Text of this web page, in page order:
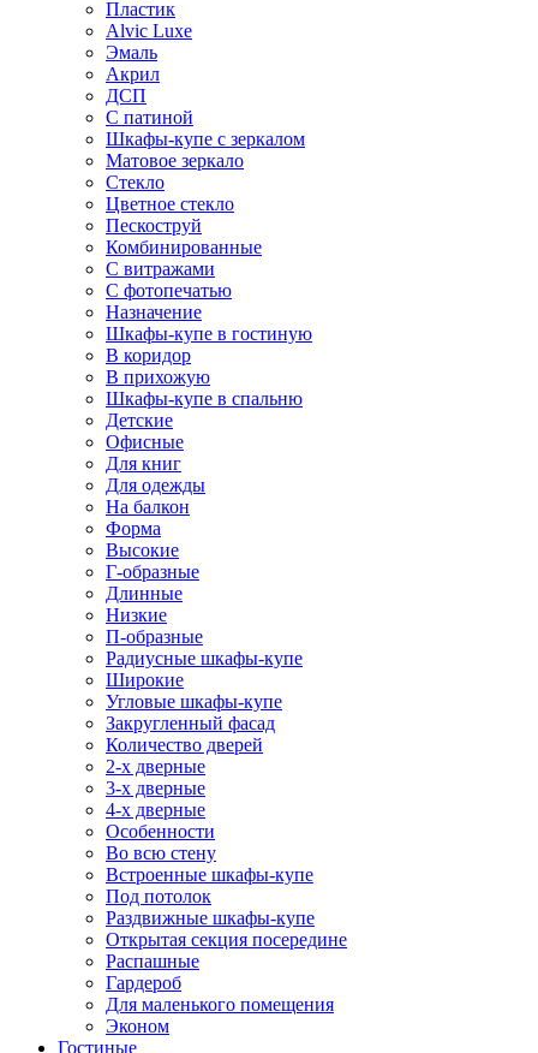
Пластик
Alvic Luxe
Эмаль
Акрил
ДСП
С патиной
Шкафы-купе с зеркалом
Матовое зеркало
Стекло
Цветное стекло
Пескоструй
Комбинированные
С витражами
С фотопечатью
Назначение
Шкафы-купе в гостиную
В коридор
В прихожую
Шкафы-купе в спальню
Детские
Офисные
Для книг
Для одежды
На балкон
Форма
Высокие
Г-образные
Длинные
Низкие
П-образные
Радиусные шкафы-купе
Широкие
Угловые шкафы-купе
Закругленный фасад
Количество дверей
2-х дверные
3-х дверные
4-х дверные
Особенности
Во всю стену
Встроенные шкафы-купе
Под потолок
Раздвижные шкафы-купе
Открытая секция посередине
Распашные
Гардероб
Для маленького помещения
Эконом
Гостиные